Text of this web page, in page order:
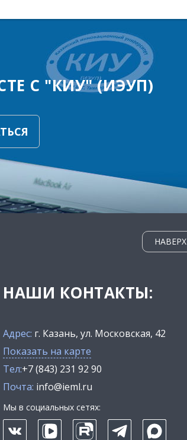
С "КИУ" (ИЭУП)
НАВЕРХ
НАШИ КОНТАКТЫ:
Адрес: г. Казань, ул. Московская, 42
Показать на карте
Тел:+7 (843) 231 92 90
Почта: info@ieml.ru
Мы в социальных сетях: